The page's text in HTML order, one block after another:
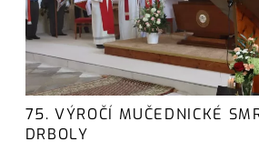
75. VÝROČÍ MUČEDNICKÉ
DRBOLY